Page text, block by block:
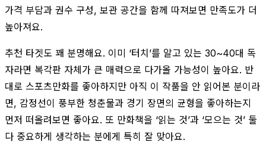
가격 부담과 권수 구성, 보관 공간을 함께 따져보면 만족도가 더
높아져요.
추천 타겟도 꽤 분명해요. 이미 ‘터치’를 알고 있는 30~40대 독
자라면 복각판 자체가 큰 매력으로 다가올 가능성이 높아요. 반
대로 스포츠만화를 좋아하지만 아직 이 작품을 안 읽어본 분이라
면, 감정선이 풍부한 청춘물과 경기 장면의 균형을 좋아하는지
먼저 떠올려보면 좋아요. 또 만화책을 ‘읽는 것’과 ‘모으는 것’ 둘
다 중요하게 생각하는 분에게 특히 잘 맞아요.